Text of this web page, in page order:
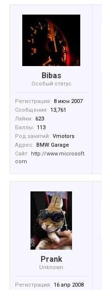
Bibas
Особый статус
Регистрация: 8 июн 2007
Сообщения: 13,761
Лайки: 623
Баллы: 113
Род занятий: Vmotors
Адрес: BMW Garage
Сайт: http://www.microsoft.
com
Prank
Unknown
Регистрация: 16 апр 2008